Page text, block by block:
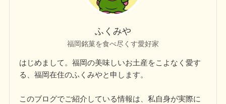
ふくみや
福岡銘菓を食べ尽くす愛好家
はじめまして。福岡の美味しいお土産をこよなく愛す
る、福岡在住のふくみやと申します。
このブログでご紹介している情報は、私自身が実際に